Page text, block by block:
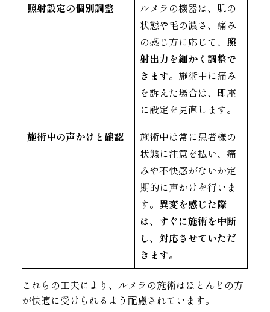
照射設定の個別調整
ルメラの機器は、肌の
状態や毛の濃さ、痛み
の感じ方に応じて、 照
射出力を細かく調整で
きます。 施術中に痛み
を訴えた場合は、即座
に設定を見直します。
施術中の声かけと確認
施術中は常に患者様の
状態に注意を払い、痛
みや不快感がないか定
期的に声かけを行いま
す。 異変を感じた際
は、すぐに施術を中断
し、対応させていただ
きます。
これらの工夫により、ルメラの施術はほとんどの方
が快適に受けられるよう配慮されています。